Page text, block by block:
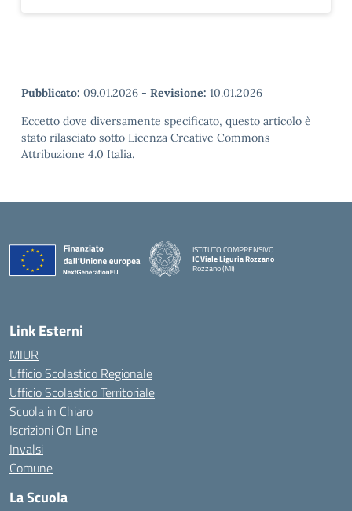
Pubblicato: 09.01.2026 - Revisione: 10.01.2026
Eccetto dove diversamente specificato, questo articolo è
stato rilasciato sotto Licenza Creative Commons
Attribuzione 4.0 Italia.
ISTITUTO COMPRENSIVO
IC Viale Liguria Rozzano
Rozzano (MI)
Link Esterni
MIUR
Ufficio Scolastico Regionale
Ufficio Scolastico Territoriale
Scuola in Chiaro
Iscrizioni On Line
Invalsi
Comune
La Scuola